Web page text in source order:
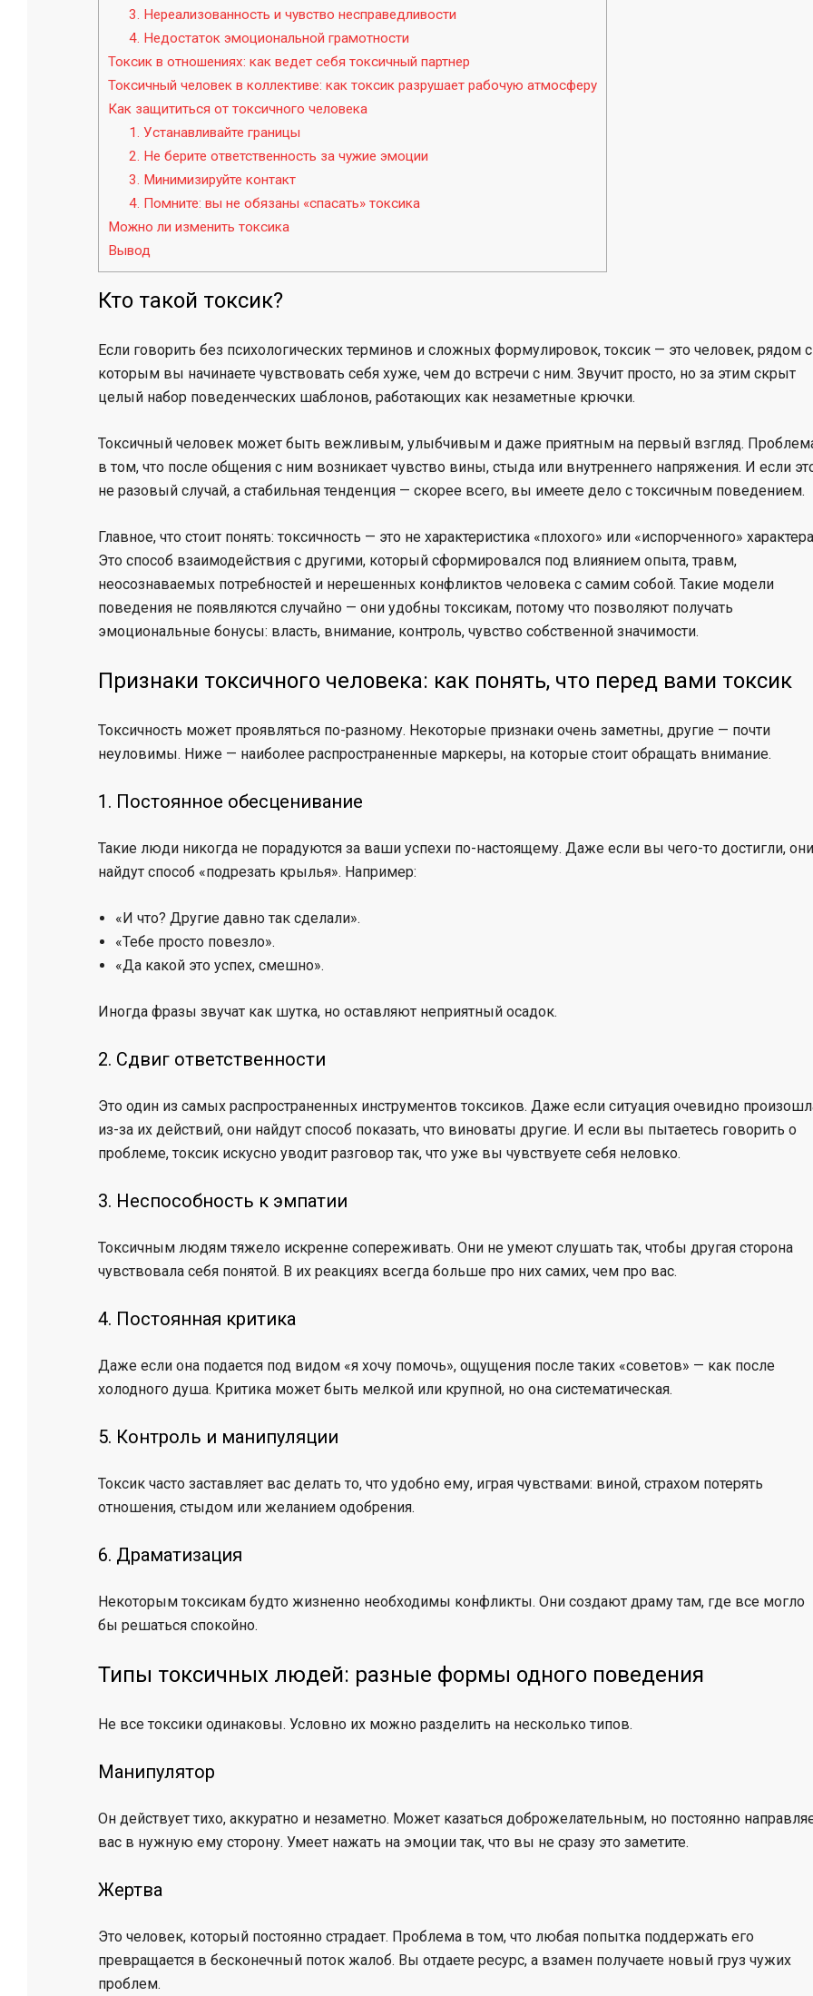
3. Нереализованность и чувство несправедливости
4. Недостаток эмоциональной грамотности
Токсик в отношениях: как ведет себя токсичный партнер
Токсичный человек в коллективе: как токсик разрушает рабочую атмосферу
Как защититься от токсичного человека
1. Устанавливайте границы
2. Не берите ответственность за чужие эмоции
3. Минимизируйте контакт
4. Помните: вы не обязаны «спасать» токсика
Можно ли изменить токсика
Вывод
Кто такой токсик?
Если говорить без психологических терминов и сложных формулировок, токсик — это человек, рядом с
которым вы начинаете чувствовать себя хуже, чем до встречи с ним. Звучит просто, но за этим скрыт
целый набор поведенческих шаблонов, работающих как незаметные крючки.
Токсичный человек может быть вежливым, улыбчивым и даже приятным на первый взгляд.
в том, что после общения с ним возникает чувство вины, стыда или внутреннего напряжения. И если
не разовый случай, а стабильная тенденция — скорее всего, вы имеете дело с токсичным поведением.
Главное, что стоит понять: токсичность — это не характеристика «плохого» или «испорченного»
Это способ взаимодействия с другими, который сформировался под влиянием опыта, травм,
неосознаваемых потребностей и нерешенных конфликтов человека с самим собой. Такие модели
поведения не появляются случайно — они удобны токсикам, потому что позволяют получать
эмоциональные бонусы: власть, внимание, контроль, чувство собственной значимости.
Признаки токсичного человека: как понять, что перед вами токсик
Токсичность может проявляться по-разному. Некоторые признаки очень заметны, другие — почти
неуловимы. Ниже — наиболее распространенные маркеры, на которые стоит обращать внимание.
1. Постоянное обесценивание
Такие люди никогда не порадуются за ваши успехи по-настоящему. Даже если вы чего-то достигли, они
найдут способ «подрезать крылья». Например:
«И что? Другие давно так сделали».
«Тебе просто повезло».
«Да какой это успех, смешно».
Иногда фразы звучат как шутка, но оставляют неприятный осадок.
2. Сдвиг ответственности
Это один из самых распространенных инструментов токсиков. Даже если ситуация очевидно
из-за их действий, они найдут способ показать, что виноваты другие. И если вы пытаетесь говорить о
проблеме, токсик искусно уводит разговор так, что уже вы чувствуете себя неловко.
3. Неспособность к эмпатии
Токсичным людям тяжело искренне сопереживать. Они не умеют слушать так, чтобы другая сторона
чувствовала себя понятой. В их реакциях всегда больше про них самих, чем про вас.
4. Постоянная критика
Даже если она подается под видом «я хочу помочь», ощущения после таких «советов» — как после
холодного душа. Критика может быть мелкой или крупной, но она систематическая.
5. Контроль и манипуляции
Токсик часто заставляет вас делать то, что удобно ему, играя чувствами: виной, страхом потерять
отношения, стыдом или желанием одобрения.
6. Драматизация
Некоторым токсикам будто жизненно необходимы конфликты. Они создают драму там, где все могло
бы решаться спокойно.
Типы токсичных людей: разные формы одного поведения
Не все токсики одинаковы. Условно их можно разделить на несколько типов.
Манипулятор
Он действует тихо, аккуратно и незаметно. Может казаться доброжелательным, но постоянно
вас в нужную ему сторону. Умеет нажать на эмоции так, что вы не сразу это заметите.
Жертва
Это человек, который постоянно страдает. Проблема в том, что любая попытка поддержать его
превращается в бесконечный поток жалоб. Вы отдаете ресурс, а взамен получаете новый груз чужих
проблем.